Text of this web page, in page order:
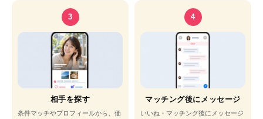
3
相手を探す
条件マッチやプロフィールから、価
4
マッチング後にメッセージ
いいね・マッチング後にメッセージ